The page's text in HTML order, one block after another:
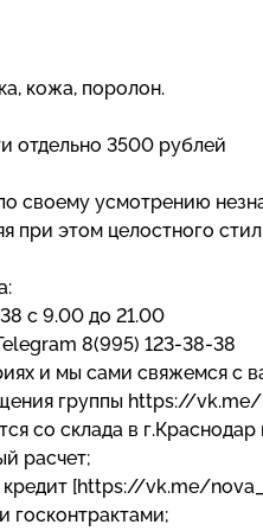
кожа, поролон.
отдельно 3500 рублей
своему усмотрению
при этом целостного
с 9.00 до 21.00
8(995) 123-38-38
и мы сами свяжемся с
группы https://
со склада в
расчет;
[https://vk.me/
госконтрактами;